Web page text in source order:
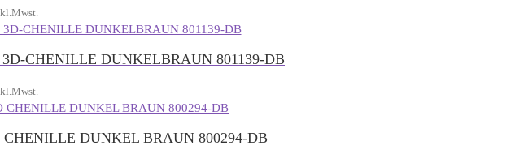
CHENILLE DUNKELBRAUN 801139-DB
DUNKEL BRAUN 800294-DB